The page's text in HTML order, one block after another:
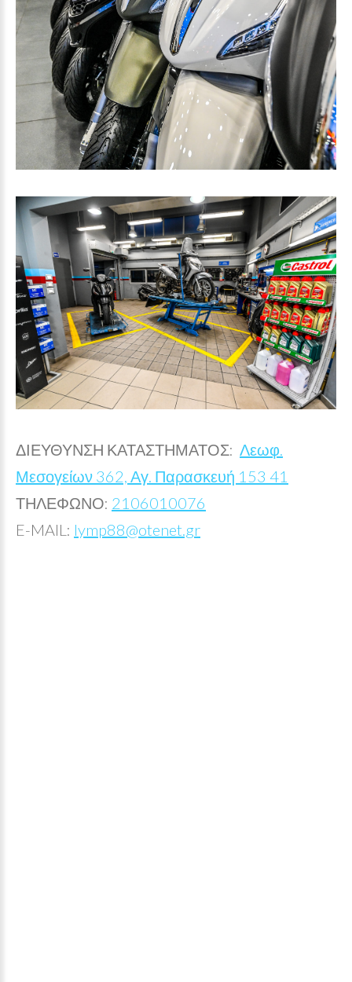
ΔΙΕΥΘΥΝΣΗ ΚΑΤΑΣΤΗΜΑΤΟΣ: Λεωφ.
Μεσογείων 362, Αγ. Παρασκευή 153 41
ΤΗΛΕΦΩΝΟ: 2106010076
E-MAIL: lymp88@otenet.gr